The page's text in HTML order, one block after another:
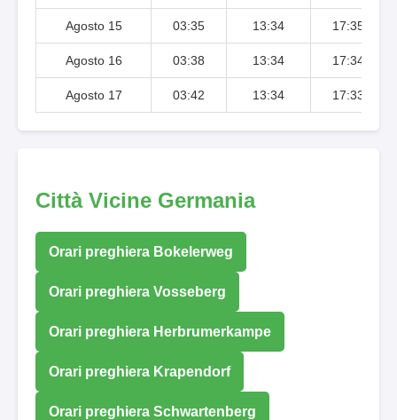
Agosto 15 03:35 13:34 17:35
Agosto 16 03:38 13:34 17:34
Agosto 17 03:42 13:34 17:33
Città Vicine Germania
Orari preghiera Bokelerweg
Orari preghiera Vosseberg
Orari preghiera Herbrumerkampe
Orari preghiera Krapendorf
Orari preghiera Schwartenberg